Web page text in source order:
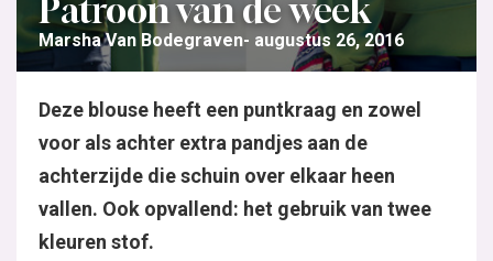
Patroon van de week
Marsha Van Bodegraven augustus 26, 2016
Deze blouse heeft een puntkraag en zowel
voor als achter extra pandjes aan de
achterzijde die schuin over elkaar heen
vallen. Ook opvallend: het gebruik van twee
kleuren stof.